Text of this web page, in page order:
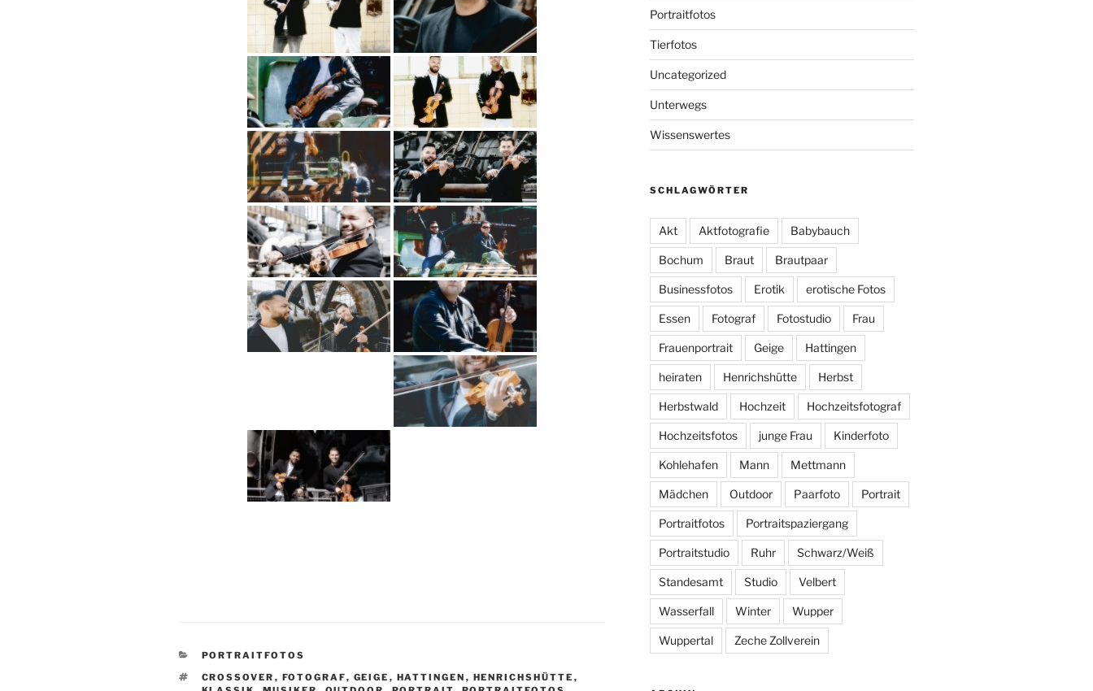
KATEGORIEN
PORTRAITFOTOS
SCHLAGWÖRTER
CROSSOVER , FOTOGRAF, GEIGE , HATTINGEN , HENRICHSHÜTTE ,
Portraitfotos
Tierfotos
Uncategorized
Unterwegs
Wissenswertes
SCHLAGWÖRTER
Akt Aktfotografie Babybauch
Bochum Braut Brautpaar
Businessfotos Erotik erotische Fotos
Essen Fotograf Fotostudio Frau
Frauenportrait Geige Hattingen
heiraten Henrichshütte Herbst
Herbstwald Hochzeit Hochzeitsfotograf
Hochzeitsfotos junge Frau Kinderfoto
Kohlehafen Mann Mettmann
Mädchen Outdoor Paarfoto Portrait
Portraitfotos Portraitspaziergang
Portraitstudio Ruhr Schwarz/Weiß
Standesamt Studio Velbert
Wasserfall Winter Wupper
Wuppertal Zeche Zollverein